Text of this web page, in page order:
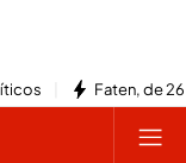
Faten, de